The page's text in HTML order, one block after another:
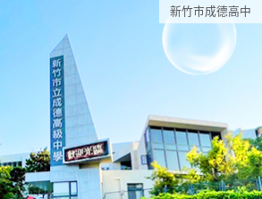
新竹巿成德高中